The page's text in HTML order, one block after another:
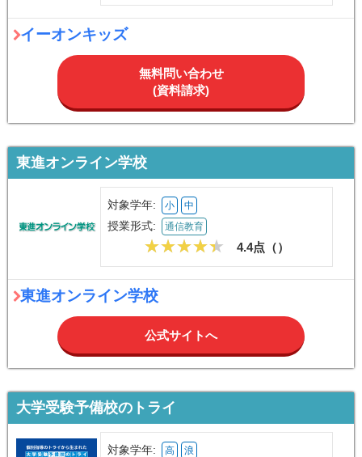
イーオンキッズ
無料問い合わせ
(資料請求)
東進オンライン学校
対象学年: 小 中
授業形式: 通信教育
4.4点（）
東進オンライン学校
公式サイトへ
大学受験予備校のトライ
対象学年: 高 浪